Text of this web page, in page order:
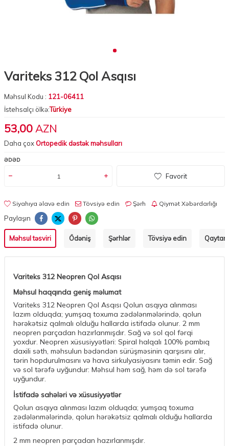
Variteks 312 Qol Asqısı
Məhsul Kodu : 121-06411
İstehsalçı ölkə:Türkiye
53,00 AZN
Daha çoxOrtopedik dəstək məhsulları
ƏDƏD
Favorit
Siyahıya əlavə edin Tövsiyə edin Şərh Qiymət Xəbərdarlığı
Paylaşın
Məhsul təsviri Ödəniş Şərhlər Tövsiyə edin
Variteks 312 Neopren Qol Asqısı
Məhsul haqqında geniş məlumat
Variteks 312 Neopren Qol Asqısı Qolun asqıya alınması
lazım olduqda; yumşaq toxuma zədələnmələrində, qolun
hərəkətsiz qalmalı olduğu hallarda istifadə olunur. 2 mm
neopren parçadan hazırlanmışdır. Sağ və sol qol fərqi
yoxdur. Neopren xüsusiyyətləri: Spiral halqalı 100% pambıq
daxili səth, məhsulun bədəndən sürüşməsinin qarşısını alır,
tərin hopdurulmasını və hava sirkulyasiyasını təmin edir. Sağ
və sol tərəfə uyğundur: Məhsul həm sağ, həm də sol tərəfə
uyğundur.
İstifadə sahələri və xüsusiyyətlər
Qolun asqıya alınması lazım olduqda; yumşaq toxuma
zədələnmələrində, qolun hərəkətsiz qalmalı olduğu hallarda
istifadə olunur.
2 mm neopren parçadan hazırlanmışdır.